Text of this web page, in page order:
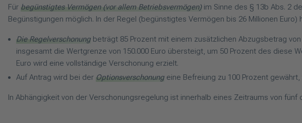
Für begünstigtes Vermögen (vor allem Betriebsvermögen)im Sinne des § 13b Abs. 2
Begünstigungen möglich. In der Regel (begünstigtes Vermögen bis 26 Millionen Euro)
Die Regelverschonung beträgt 85 Prozent mit einem zusätzlichen Abzugsbetrag
insgesamt die Wertgrenze von 150.000 Euro übersteigt, um 50 Prozent des diese
Euro wird eine vollständige Verschonung erzielt.
Auf Antrag wird bei der Optionsverschonung eine Befreiung zu 100 Prozent
In Abhängigkeit von der Verschonungsregelung ist innerhalb eines Zeitraums von